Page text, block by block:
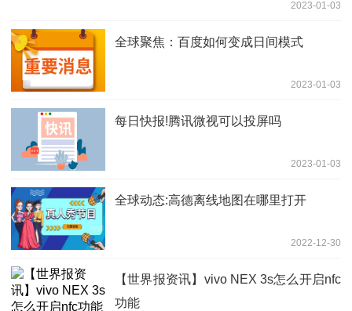
2023-01-03
全球聚焦：百度如何变成日间模式
2023-01-03
每日快报!腾讯微视可以投屏吗
2023-01-03
全球动态:高德离线地图在哪里打开
2022-12-30
【世界报资讯】vivo NEX 3s怎么开启nfc
功能